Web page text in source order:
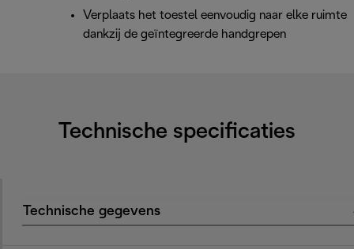
Verplaats het toestel eenvoudig naar elke ruimte
dankzij de geïntegreerde handgrepen
Technische specificaties
Technische gegevens